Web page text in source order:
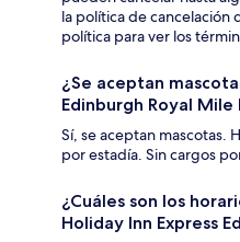
la política de cancelación
política para ver los
¿Se aceptan
Edinburgh Royal Mile
Sí, se aceptan mascotas.
por estadía. Sin cargos
¿Cuáles son los
Holiday Inn Express